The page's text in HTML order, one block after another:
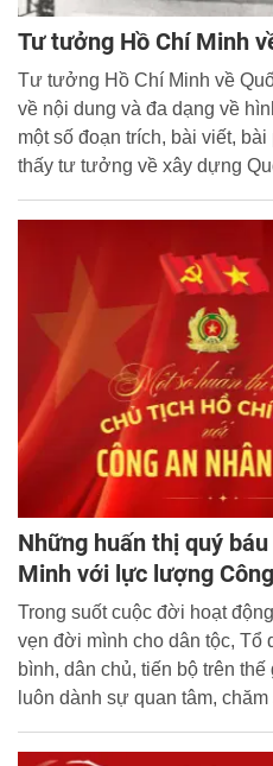
Tư tưởng Hồ Chí Minh
Tư tưởng Hồ Chí Minh về
về nội dung và đa dạng về
một số đoạn trích, bài viết,
thấy tư tưởng về xây dựng
ngày đầu thành lập nước.
Những huấn thị quý
Minh với lực lượng
Trong suốt cuộc đời hoạt
vẹn đời mình cho dân tộc, Tổ
bình, dân chủ, tiến bộ trên
luôn dành sự quan tâm,
viên và có những lời dạy bảo